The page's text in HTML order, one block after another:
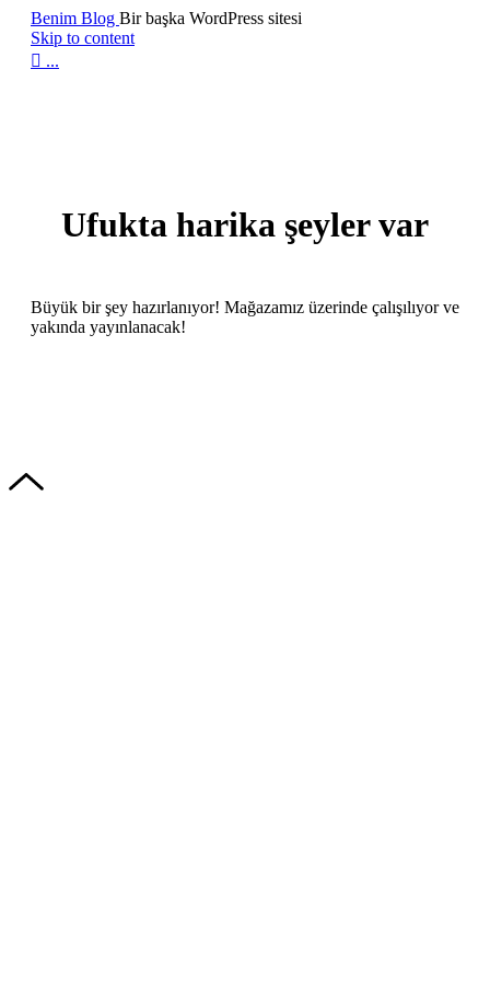
Benim Blog Bir başka WordPress sitesi
Skip to content
 ...
Ufukta harika şeyler var
Büyük bir şey hazırlanıyor! Mağazamız üzerinde çalışılıyor ve
yakında yayınlanacak!